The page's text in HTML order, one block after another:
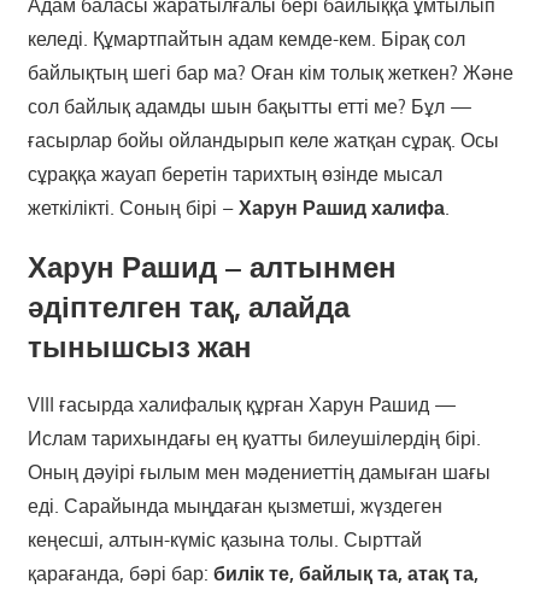
Адам баласы жаратылғалы бері байлыққа ұмтылып
келеді. Құмартпайтын адам кемде-кем. Бірақ сол
байлықтың шегі бар ма? Оған кім толық жеткен? Және
сол байлық адамды шын бақытты етті ме? Бұл —
ғасырлар бойы ойландырып келе жатқан сұрақ. Осы
сұраққа жауап беретін тарихтың өзінде мысал
жеткілікті. Соның бірі – Харун Рашид халифа.
Харун Рашид – алтынмен
әдіптелген тақ, алайда
тынышсыз жан
VIII ғасырда халифалық құрған Харун Рашид —
Ислам тарихындағы ең қуатты билеушілердің бірі.
Оның дәуірі ғылым мен мәдениеттің дамыған шағы
еді. Сарайында мыңдаған қызметші, жүздеген
кеңесші, алтын-күміс қазына толы. Сырттай
қарағанда, бәрі бар: билік те, байлық та, атақ та,